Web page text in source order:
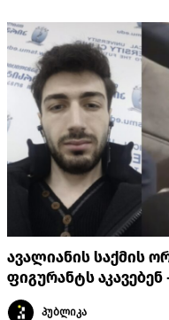
ავალიანის საქმის
ფიგურანტს
პუბლიკა